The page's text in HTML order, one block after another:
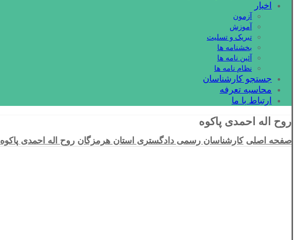
اخبار
آزمون
آموزش
تبریک و تسلیت
بخشنامه ها
آئین نامه ها
نظام نامه ها
جستجو کارشناسان
محاسبه تعرفه
ارتباط با ما
روح اله احمدی پاکوه
صفحه اصلی کارشناسان رسمی دادگستری استان هرمزگان روح اله احمدی پاکوه